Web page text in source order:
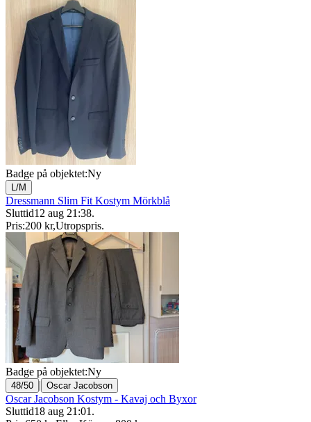
Badge på objektet:Ny
L/M
Dressmann Slim Fit Kostym Mörkblå
Sluttid12 aug 21:38.
Pris:200 kr,Utropspris.
Badge på objektet:Ny
48/50 | Oscar Jacobson
Oscar Jacobson Kostym - Kavaj och Byxor
Sluttid18 aug 21:01 .